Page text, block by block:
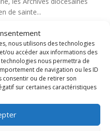
nous utilisons des technologies
ou accéder aux informations des
nous permettra de
de navigation ou les ID
consentir ou de retirer son
sur certaines caractéristiques
de sainte...
et Vêpres de sainte Christine